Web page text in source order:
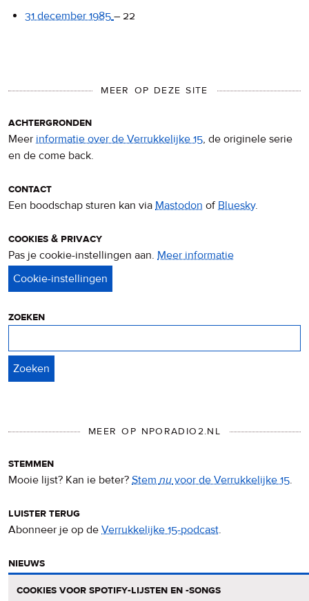
31 december 1985 – 22
MEER OP DEZE SITE
achtergronden
Meer informatie over de Verrukkelijke 15, de originele serie
en de come back.
contact
Een boodschap sturen kan via Mastodon ofBluesky.
cookies & privacy
Pas je cookie-instellingen aan. Meer informatie
zoeken
MEER OP NPORADIO2.NL
stemmen
Mooie lijst? Kan ie beter? Stemnuvoor de Verrukkelijke 15.
luister terug
Abonneer je op de Verrukkelijke 15-podcast.
nieuws
cookies voor spotify-lijsten en -songs